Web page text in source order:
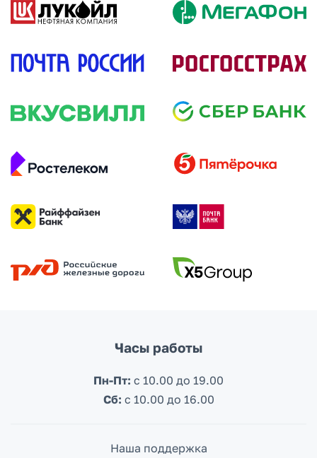
подробнее
Часы работы
Пн-Пт: с 10.00 до 19.00
Сб: c 10.00 до 16.00
Наша поддержка